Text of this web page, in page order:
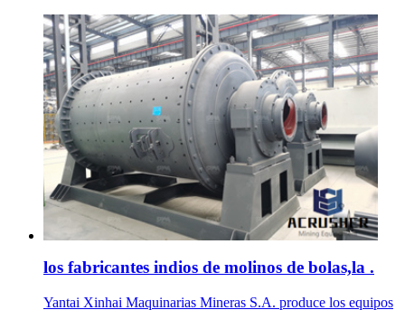
los fabricantes indios de molinos de bolas,la .
Yantai Xinhai Maquinarias Mineras S.A. produce los equipos